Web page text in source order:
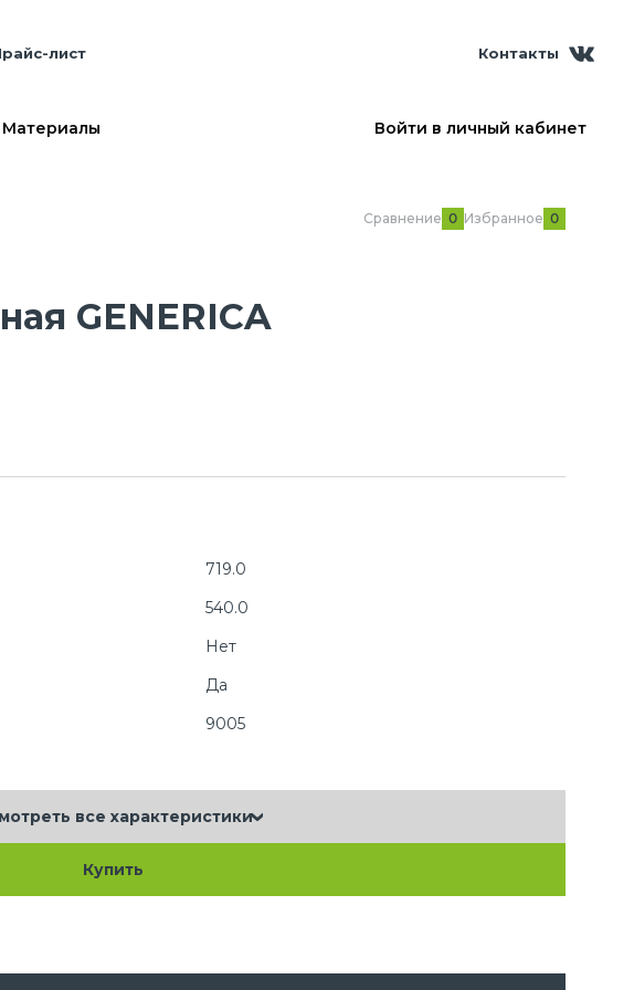
лист Контакты
Материалы Войти в личный кабинет
Сравнение 0 Избранное 0
GENERICA
719.0
540.0
Нет
Да
9005
все характеристики
Купить